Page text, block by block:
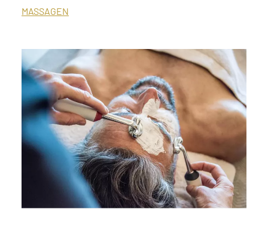
MASSAGEN